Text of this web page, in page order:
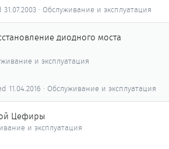
Обслуживание и эксплуатация
31.07.2003
диодного моста
и эксплуатация
Обслуживание и эксплуатация
11.04.2016
Цефиры
и эксплуатация